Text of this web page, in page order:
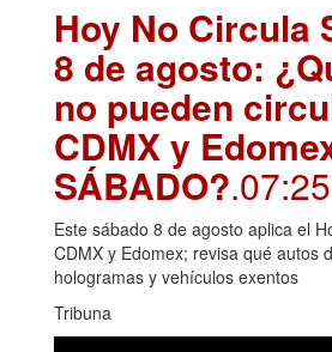
Hoy No Circula
8 de agosto:
no pueden
CDMX y
SÁBADO?.07:25
Este sábado 8 de agosto aplica el
CDMX y Edomex; revisa qué autos
hologramas y vehículos exentos
Tribuna